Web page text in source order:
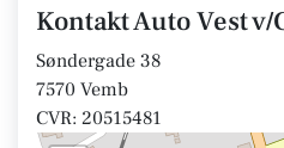
Kontakt Auto Vest
Søndergade 38
7570 Vemb
CVR: 20515481